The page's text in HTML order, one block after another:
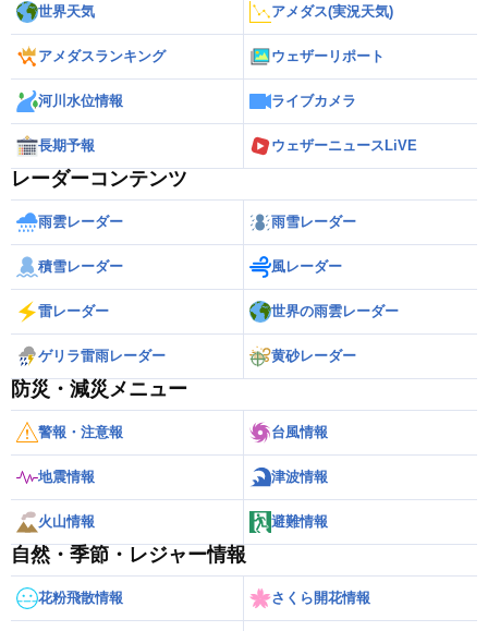
世界天気 アメダス(実況天気)
アメダスランキング ウェザーリポート
河川水位情報 ライブカメラ
長期予報 ウェザーニュースLiVE
レーダーコンテンツ
雨雲レーダー 雨雪レーダー
積雪レーダー 風レーダー
雷レーダー 世界の雨雲レーダー
ゲリラ雷雨レーダー 黄砂レーダー
防災・減災メニュー
警報・注意報 台風情報
地震情報 津波情報
火山情報 避難情報
自然・季節・レジャー情報
花粉飛散情報 さくら開花情報